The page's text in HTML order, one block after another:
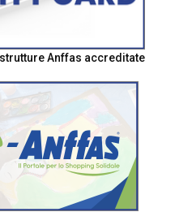
Anffas accreditate